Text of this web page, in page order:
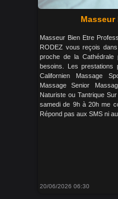
Masseur
Masseur Bien Etre
RODEZ vous reçois
proche de la Cathédrale
besoins. Les prestations
Californien Massage
Massage Senior
Naturiste ou Tantrique
samedi de 9h à 20h me
Répond pas aux SMS ni
20/06/2026 06:30